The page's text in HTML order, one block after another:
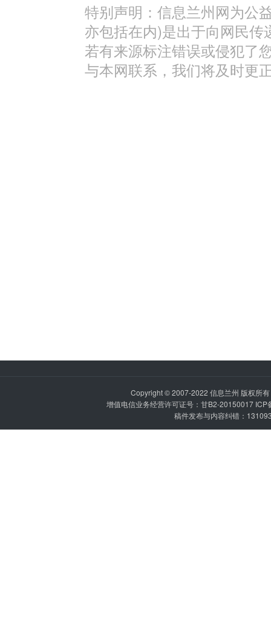
特别声明：信息兰州网为公
亦包括在内)是出于向网民
若有来源标注错误或侵犯了
与本网联系，我们将及时更
Copyright © 2007-2022 信息兰州 版权所
增值电信业务经营许可证号：甘B2-20150017 ICP
稿件发布与内容纠错：